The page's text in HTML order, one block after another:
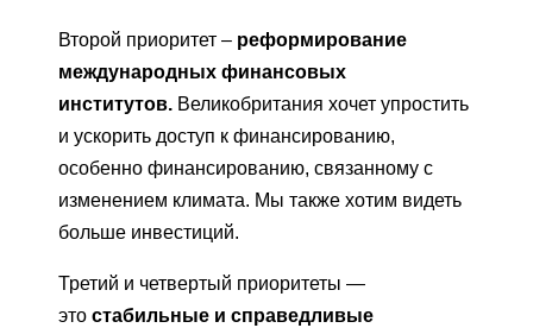
Второй приоритет – реформирование
международных финансовых
институтов. Великобритания хочет упростить
и ускорить доступ к финансированию,
особенно финансированию, связанному с
изменением климата. Мы также хотим видеть
больше инвестиций.
Третий и четвертый приоритеты —
это стабильные и справедливые